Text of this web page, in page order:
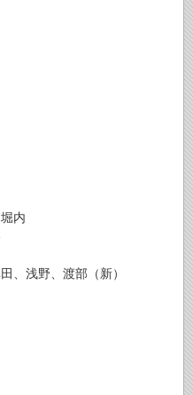
内
、浅野、渡部（新）